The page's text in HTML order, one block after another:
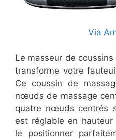
Via
Le masseur de
transforme votre
Ce coussin de
nœuds de massage
quatre nœuds centrés
est réglable en
le positionner